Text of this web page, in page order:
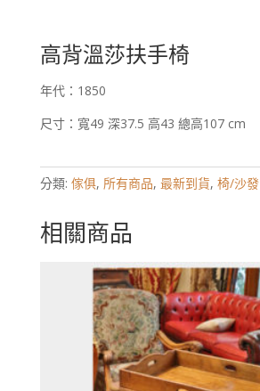
高背溫莎扶手椅
年代：1850
尺寸：寬49 深37.5 高43 總高107 cm
分類: 傢俱, 所有商品, 最新到貨, 椅/沙發
相關商品